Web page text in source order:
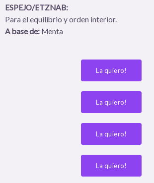
ESPEJO/ETZNAB:
Para el equilibrio y orden interior.
A base de: Menta
La quiero!
La quiero!
La quiero!
La quiero!